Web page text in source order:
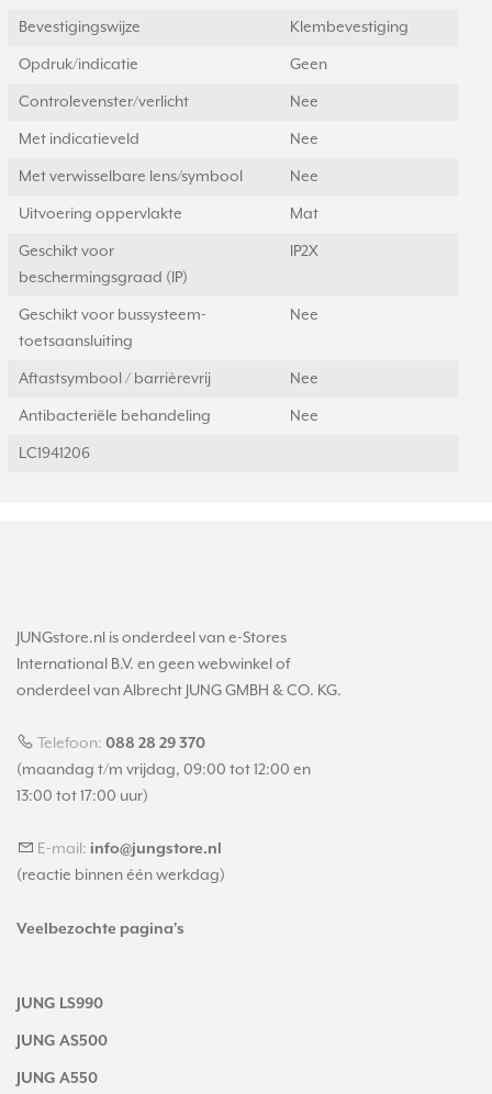
Bevestigingswijze Klembevestiging
Opdruk/indicatie Geen
Controlevenster/verlicht Nee
Met indicatieveld Nee
Met verwisselbare lens/symbool Nee
Uitvoering oppervlakte Mat
Geschikt voor
beschermingsgraad (IP)
IP2X
Geschikt voor bussysteem-
toetsaansluiting
Nee
Aftastsymbool / barrièrevrij Nee
Antibacteriële behandeling Nee
LC1941206
JUNGstore.nl is onderdeel van e-Stores
International B.V. en geen webwinkel of
onderdeel van Albrecht JUNG GMBH & CO. KG.
Telefoon: 088 28 29 370
(maandag t/m vrijdag, 09:00 tot 12:00 en
13:00 tot 17:00 uur)
E-mail: info@jungstore.nl
(reactie binnen één werkdag)
Veelbezochte pagina's
JUNG LS990
JUNG AS500
JUNG A550